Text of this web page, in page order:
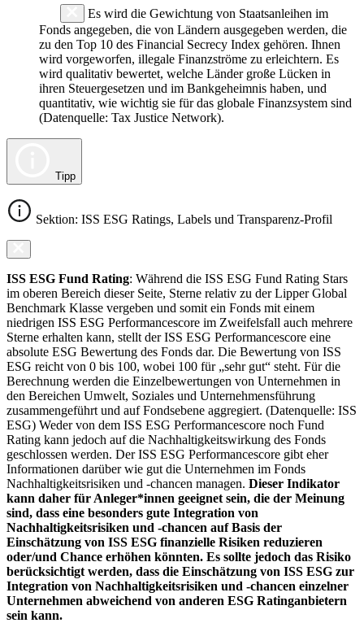
Es wird die Gewichtung von Staatsanleihen im
Fonds angegeben, die von Ländern ausgegeben werden, die
zu den Top 10 des Financial Secrecy Index gehören. Ihnen
wird vorgeworfen, illegale Finanzströme zu erleichtern. Es
wird qualitativ bewertet, welche Länder große Lücken in
ihren Steuergesetzen und im Bankgeheimnis haben, und
quantitativ, wie wichtig sie für das globale Finanzsystem sind
(Datenquelle: Tax Justice Network).
Tipp
Sektion: ISS ESG Ratings, Labels und Transparenz-Profil
ISS ESG Fund Rating: Während die ISS ESG Fund Rating Stars
im oberen Bereich dieser Seite, Sterne relativ zu der Lipper Global
Benchmark Klasse vergeben und somit ein Fonds mit einem
niedrigen ISS ESG Performancescore im Zweifelsfall auch mehrere
Sterne erhalten kann, stellt der ISS ESG Performancescore eine
absolute ESG Bewertung des Fonds dar. Die Bewertung von ISS
ESG reicht von 0 bis 100, wobei 100 für „sehr gut“ steht. Für die
Berechnung werden die Einzelbewertungen von Unternehmen in
den Bereichen Umwelt, Soziales und Unternehmensführung
zusammengeführt und auf Fondsebene aggregiert. (Datenquelle: ISS
ESG) Weder von dem ISS ESG Performancescore noch Fund
Rating kann jedoch auf die Nachhaltigkeitswirkung des Fonds
geschlossen werden. Der ISS ESG Performancescore gibt eher
Informationen darüber wie gut die Unternehmen im Fonds
Nachhaltigkeitsrisiken und -chancen managen. Dieser Indikator
kann daher für Anleger*innen geeignet sein, die der Meinung
sind, dass eine besonders gute Integration von
Nachhaltigkeitsrisiken und -chancen auf Basis der
Einschätzung von ISS ESG finanzielle Risiken reduzieren
oder/und Chance erhöhen könnten. Es sollte jedoch das Risiko
berücksichtigt werden, dass die Einschätzung von ISS ESG zur
Integration von Nachhaltigkeitsrisiken und -chancen einzelner
Unternehmen abweichend von anderen ESG Ratinganbietern
sein kann.